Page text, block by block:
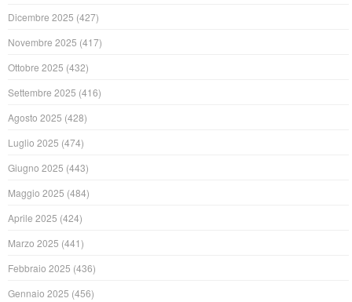
Dicembre 2025 (427)
Novembre 2025 (417)
Ottobre 2025 (432)
Settembre 2025 (416)
Agosto 2025 (428)
Luglio 2025 (474)
Giugno 2025 (443)
Maggio 2025 (484)
Aprile 2025 (424)
Marzo 2025 (441)
Febbraio 2025 (436)
Gennaio 2025 (456)